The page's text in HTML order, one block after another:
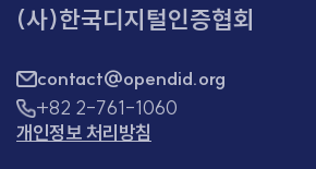
(사)한국디지털인증협회
contact@opendid.org
+82 2-761-1060
개인정보 처리방침